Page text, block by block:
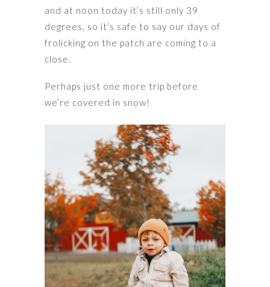
and at noon today it’s still only 39
degrees, so it’s safe to say our days of
frolicking on the patch are coming to a
close.
Perhaps just one more trip before
we’re covered in snow!